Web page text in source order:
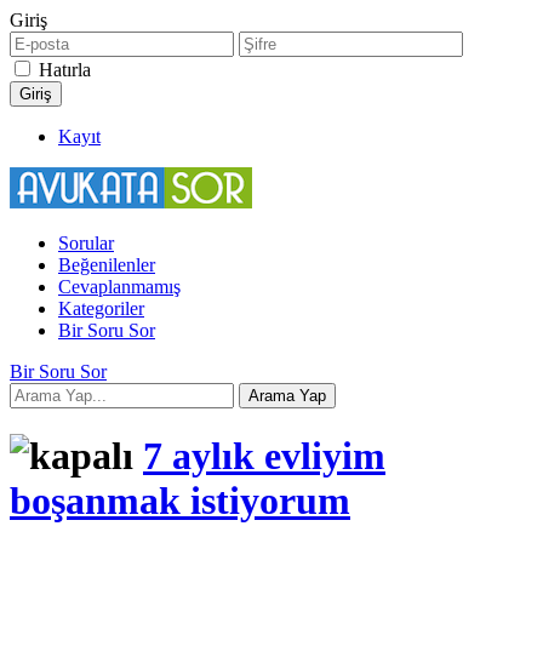
Giriş
Hatırla
Kayıt
Sorular
Beğenilenler
Cevaplanmamış
Kategoriler
Bir Soru Sor
Bir Soru Sor
7 aylık evliyim
boşanmak istiyorum